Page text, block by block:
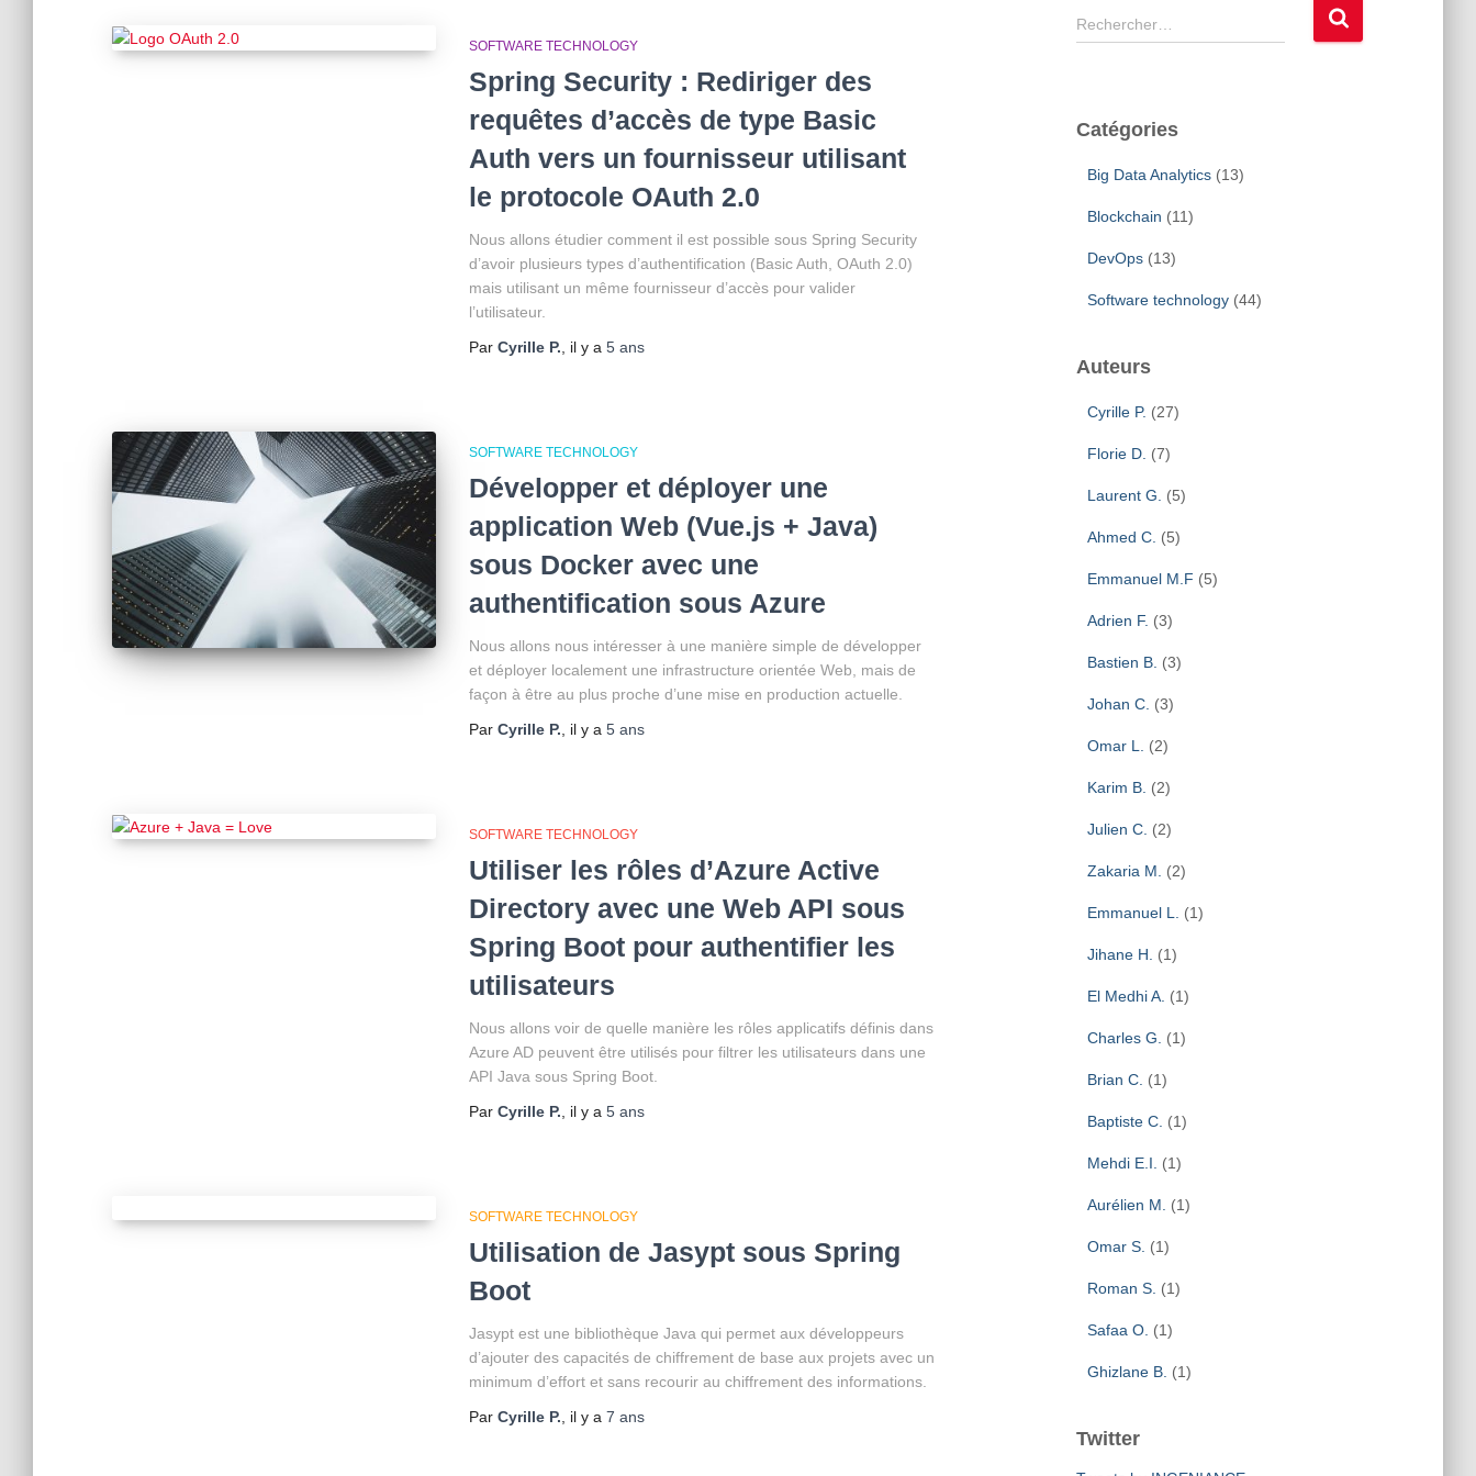
SOFTWARE TECHNOLOGY
Spring Security : Rediriger des
requêtes d’accès de type Basic
Auth vers un fournisseur utilisant
le protocole OAuth 2.0
Nous allons étudier comment il est possible sous Spring Security
d’avoir plusieurs types d’authentification (Basic Auth, OAuth 2.0)
mais utilisant un même fournisseur d’accès pour valider
l’utilisateur.
Par Cyrille P. , il y a 5 ans
SOFTWARE TECHNOLOGY
Développer et déployer une
application Web (Vue.js + Java)
sous Docker avec une
authentification sous Azure
Nous allons nous intéresser à une manière simple de développer
et déployer localement une infrastructure orientée Web, mais de
façon à être au plus proche d’une mise en production actuelle.
Par Cyrille P. , il y a 5 ans
SOFTWARE TECHNOLOGY
Utiliser les rôles d’Azure Active
Directory avec une Web API sous
Spring Boot pour authentifier les
utilisateurs
Nous allons voir de quelle manière les rôles applicatifs définis dans
Azure AD peuvent être utilisés pour filtrer les utilisateurs dans une
API Java sous Spring Boot.
Par Cyrille P. , il y a 5 ans
SOFTWARE TECHNOLOGY
Utilisation de Jasypt sous Spring
Boot
Jasypt est une bibliothèque Java qui permet aux développeurs
d’ajouter des capacités de chiffrement de base aux projets avec un
minimum d’effort et sans recourir au chiffrement des informations.
Par Cyrille P. , il y a 7 ans
R
e
r
Rechercher…
Catégories
Big Data Analytics(13)
Blockchain (11)
DevOps(13)
Software technology(44)
Auteurs
Cyrille P. (27)
Florie D. (7)
Laurent G. (5)
Ahmed C. (5)
Emmanuel M.F (5)
Adrien F. (3)
Bastien B. (3)
Johan C. (3)
Omar L. (2)
Karim B. (2)
Julien C. (2)
Zakaria M. (2)
Emmanuel L. (1)
Jihane H. (1)
El Medhi A. (1)
Charles G. (1)
Brian C. (1)
Baptiste C. (1)
Mehdi E.I. (1)
Aurélien M. (1)
Omar S. (1)
Roman S. (1)
Safaa O. (1)
Ghizlane B. (1)
Twitter